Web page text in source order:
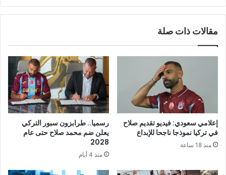
مقالات ذات صلة
إعلامي سعودي: فيديو تقديم صلاح
في تركيا نموذجا ناجحا للإبداع
منذ 18 ساعة
رسميا.. طرابزون سبور التركي
يعلن ضم محمد صلاح حتى عام
2028
منذ 4 أيام